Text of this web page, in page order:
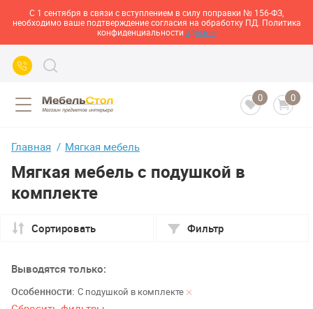
С 1 сентября в связи с вступлением в силу поправки № 156-ФЗ,
необходимо ваше подтверждение согласия на обработку ПД. Политика
конфиденциальности здесь>>
0 0
Главная Мягкая мебель
Мягкая мебель с подушкой в
комплекте
Сортировать Фильтр
Выводятся только:
Особенности: С подушкой в комплекте